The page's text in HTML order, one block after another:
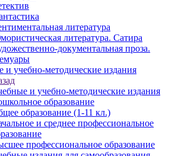
литература
литература. Сатира
документальная проза.
и учебно-методические издания
и учебно-методические издания
образование
образование (1-11 кл.)
и среднее профессиональное
профессиональное образование